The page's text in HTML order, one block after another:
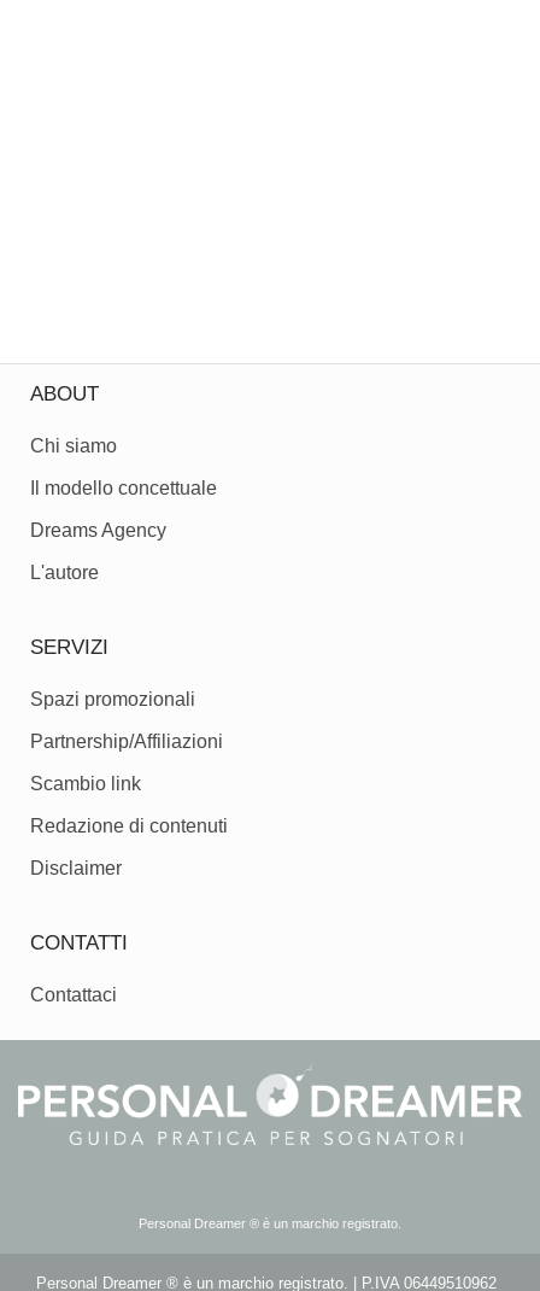
ABOUT
Chi siamo
Il modello concettuale
Dreams Agency
L'autore
SERVIZI
Spazi promozionali
Partnership/Affiliazioni
Scambio link
Redazione di contenuti
Disclaimer
CONTATTI
Contattaci
Personal Dreamer ® è un marchio registrato.
Personal Dreamer ® è un marchio registrato. | P.IVA 06449510962